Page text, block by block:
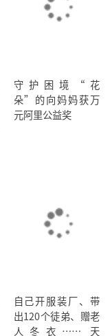
守护困境“花
朵”的向妈妈获万
元阿里公益奖
自己开服装厂、带
出120个徒弟、赠老
人冬衣…… 天